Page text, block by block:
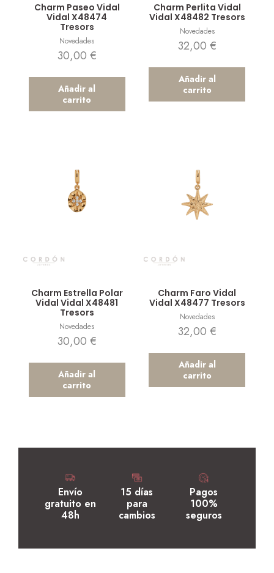
Charm Paseo Vidal
Vidal X48474
Tresors
Novedades
30,00 €
Añadir al
carrito
Charm Perlita Vidal
Vidal X48482 Tresors
Novedades
32,00 €
Añadir al
carrito
Charm Estrella Polar
Vidal Vidal X48481
Tresors
Novedades
30,00 €
Añadir al
carrito
Charm Faro Vidal
Vidal X48477 Tresors
Novedades
32,00 €
Añadir al
carrito
Envío
gratuito en
48h
15 días
para
cambios
Pagos
100%
seguros